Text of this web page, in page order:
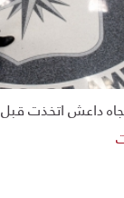
داعش اتخذت قبل 7 أشهر